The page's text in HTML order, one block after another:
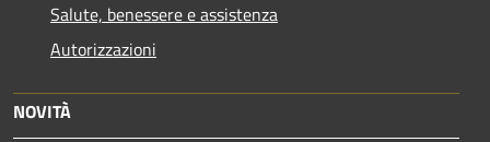
Salute, benessere e assistenza
Autorizzazioni
NOVITÀ